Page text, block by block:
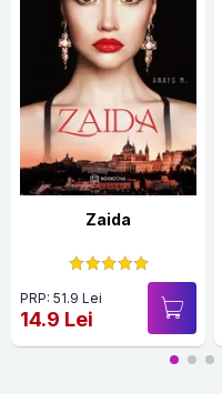
Zaida
PRP: 51.9 Lei
14.9 Lei